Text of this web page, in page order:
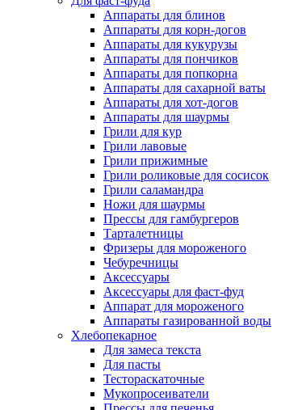
Аппараты для блинов
Аппараты для корн-догов
Аппараты для кукурузы
Аппараты для пончиков
Аппараты для попкорна
Аппараты для сахарной ваты
Аппараты для хот-догов
Аппараты для шаурмы
Грили для кур
Грили лавовые
Грили прижимные
Грили роликовые для сосисок
Грили саламандра
Ножи для шаурмы
Прессы для гамбургеров
Тарталетницы
Фризеры для мороженого
Чебуречницы
Аксессуары
Аксессуары для фаст-фуд
Аппарат для мороженого
Аппараты газированной воды
Хлебопекарное
Для замеса текста
Для пасты
Тестораскаточные
Мукопросеиватели